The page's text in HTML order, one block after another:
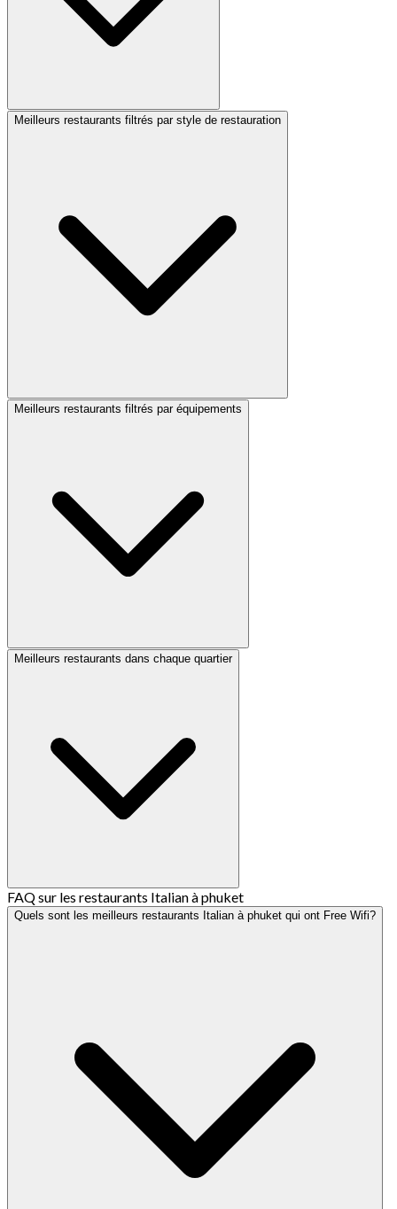
Meilleurs restaurants filtrés par style de restauration
Meilleurs restaurants filtrés par équipements
Meilleurs restaurants dans chaque quartier
FAQ sur les restaurants Italian à phuket
Quels sont les meilleurs restaurants Italian à phuket qui ont Free Wifi?